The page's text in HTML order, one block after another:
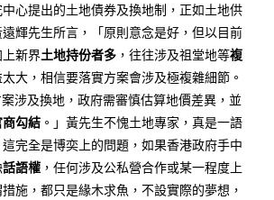
心提出的土地債券及換地制，正如土地供
輝先生所言，「原則意念是好，但以目前
新界土地持份者多 ，往往涉及祖堂地等複
太大，相信要落實方案會涉及極複雜細節。
涉及換地，政府需審慎估算地價差異，並
商勾結 。」黃先生不愧土地專家，真是一語
完全是博奕上的問題，如果香港政府手中
話語權 ，任何涉及公私營合作或某一程度上
施，都只是緣木求魚，不設實際的夢想，